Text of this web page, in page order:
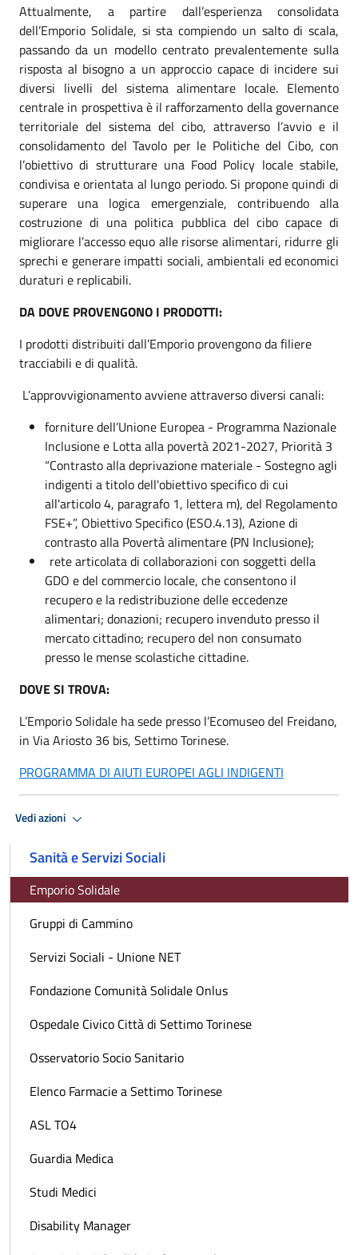
Attualmente, a partire dall’esperienza consolidata
dell’Emporio Solidale, si sta compiendo un salto di scala,
passando da un modello centrato prevalentemente sulla
risposta al bisogno a un approccio capace di incidere sui
diversi livelli del sistema alimentare locale. Elemento
centrale in prospettiva è il rafforzamento della governance
territoriale del sistema del cibo, attraverso l’avvio e il
consolidamento del Tavolo per le Politiche del Cibo, con
l’obiettivo di strutturare una Food Policy locale stabile,
condivisa e orientata al lungo periodo. Si propone quindi di
superare una logica emergenziale, contribuendo alla
costruzione di una politica pubblica del cibo capace di
migliorare l’accesso equo alle risorse alimentari, ridurre gli
sprechi e generare impatti sociali, ambientali ed economici
duraturi e replicabili.
DA DOVE PROVENGONO I PRODOTTI:
I prodotti distribuiti dall’Emporio provengono da filiere
tracciabili e di qualità.
L’approvvigionamento avviene attraverso diversi canali:
forniture dell’Unione Europea - Programma Nazionale
Inclusione e Lotta alla povertà 2021-2027, Priorità 3
“Contrasto alla deprivazione materiale - Sostegno agli
indigenti a titolo dell'obiettivo specifico di cui
all'articolo 4, paragrafo 1, lettera m), del Regolamento
FSE+”, Obiettivo Specifico (ESO.4.13), Azione di
contrasto alla Povertà alimentare (PN Inclusione);
rete articolata di collaborazioni con soggetti della
GDO e del commercio locale, che consentono il
recupero e la redistribuzione delle eccedenze
alimentari; donazioni; recupero invenduto presso il
mercato cittadino; recupero del non consumato
presso le mense scolastiche cittadine.
DOVE SI TROVA:
L’Emporio Solidale ha sede presso l’Ecomuseo del Freidano,
in Via Ariosto 36 bis, Settimo Torinese.
PROGRAMMA DI AIUTI EUROPEI AGLI INDIGENTI
Vedi azioni
Sanità e Servizi Sociali
Emporio Solidale
Gruppi di Cammino
Servizi Sociali - Unione NET
Fondazione Comunità Solidale Onlus
Ospedale Civico Città di Settimo Torinese
Osservatorio Socio Sanitario
Elenco Farmacie a Settimo Torinese
ASL TO4
Guardia Medica
Studi Medici
Disability Manager